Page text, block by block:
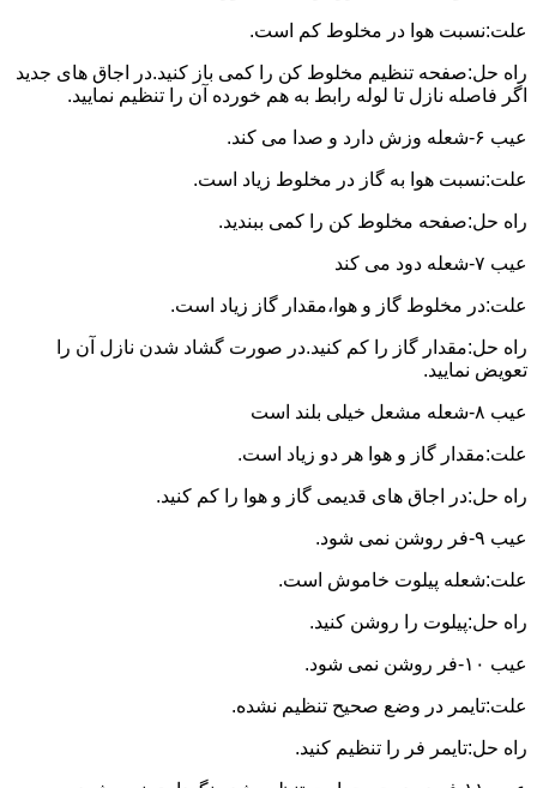
علت:نسبت هوا در مخلوط کم است.
راه حل:صفحه تنظیم مخلوط کن را کمی باز کنید.در اجاق های جدید
اگر فاصله نازل تا لوله رابط به هم خورده آن را تنظیم نمایید.
عیب ۶-شعله وزش دارد و صدا می کند.
علت:نسبت هوا به گاز در مخلوط زیاد است.
راه حل:صفحه مخلوط کن را کمی ببندید.
عیب ۷-شعله دود می کند
علت:در مخلوط گاز و هوا،مقدار گاز زیاد است.
راه حل:مقدار گاز را کم کنید.در صورت گشاد شدن نازل آن را
تعویض نمایید.
عیب ۸-شعله مشعل خیلی بلند است
علت:مقدار گاز و هوا هر دو زیاد است.
راه حل:در اجاق های قدیمی گاز و هوا را کم کنید.
عیب ۹-فر روشن نمی شود.
علت:شعله پیلوت خاموش است.
راه حل:پیلوت را روشن کنید.
عیب ۱۰-فر روشن نمی شود.
علت:تایمر در وضع صحیح تنظیم نشده.
راه حل:تایمر فر را تنظیم کنید.